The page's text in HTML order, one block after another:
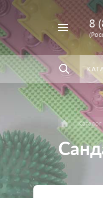
вездеНайти
8
Каталог